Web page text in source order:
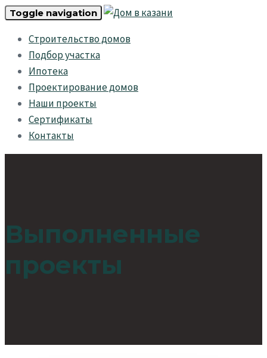
Skip
Skip
primary
navigation
Skip
content
Toggle navigation
Строительство домов
Подбор участка
Ипотека
Проектирование домов
Наши проекты
Сертификаты
Контакты
Выполненные
проекты